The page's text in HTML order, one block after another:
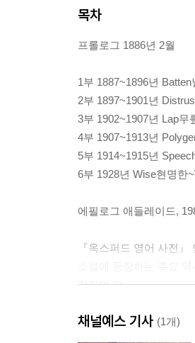
목차
프롤로그 1886년 2월
1부 1887~1896년
2부 1897~1901년
3부 1902~1907년 Lap무
4부 1907~1913년
5부 1914~1915년
6부 1928년 Wise현명한
에필로그 애들레이드,
『옥스퍼드 영어 사전』
작가의 말
옮긴이의 말
채널예스 기사 (1개)